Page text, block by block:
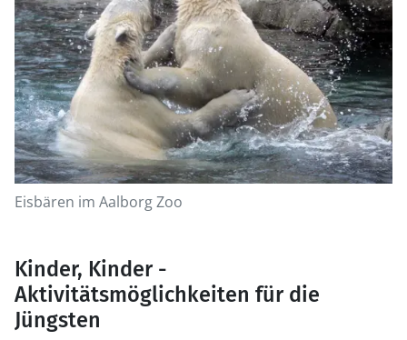
Eisbären im Aalborg Zoo
Kinder, Kinder -
Aktivitätsmöglichkeiten für die
Jüngsten